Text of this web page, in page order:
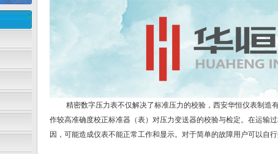
精密数字压力表不仅解决了标准压力的校验，西安华恒仪表制造
作较高准确度校正标准器（表）对压力变送器的校验与检定。在运输
因，可能造成仪表不能正常工作和显示。对于简单的故障用户可以自